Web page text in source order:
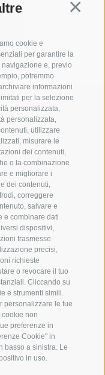
cookie e
per garantire la
e, previo
potremmo
informazioni
per la selezione
personalizzata,
personalizzata,
utilizzare
misurare le
dei contenuti,
o la combinazione
e migliorare i
dei contenuti,
correggere
salvare e
e combinare dati
dispositivi,
trasmesse
precisi,
richieste
o revocare il tuo
Cliccando su
e strumenti simili.
personalizzare le tue
non
preferenze in
Cookie" in
basso a sinistra. Le
in uso.
con